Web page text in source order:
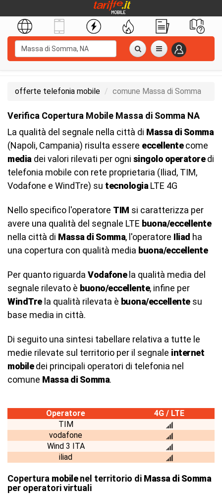
offerte telefonia mobile comune Massa di Somma
Verifica Copertura Mobile Massa di Somma NA
La qualità del segnale nella città di Massa di Somma
(Napoli, Campania) risulta essere eccellentecome
media dei valori rilevati per ogni singolo operatoredi
telefonia mobile con rete proprietaria (Iliad, TIM,
Vodafone e WindTre) su tecnologia LTE 4G
Nello specifico l'operatore TIM si caratterizza per
avere una qualità del segnale LTE buona/eccellente
nella città di Massa di Somma, l'operatore Iliad ha
una copertura con qualità media buona/eccellente
Per quanto riguarda Vodafonela qualità media del
segnale rilevato è buono/eccellente, infine per
WindTrela qualità rilevata è buona/eccellentesu
base media in città.
Di seguito una sintesi tabellare relativa a tutte le
medie rilevate sul territorio per il segnale internet
mobiledei principali operatori di telefonia nel
comune Massa di Somma.
Operatore
4G / LTE
TIM
vodafone
Wind 3 ITA
iliad
Copertura mobilenel territorio di Massa di Somma
per operatori virtuali